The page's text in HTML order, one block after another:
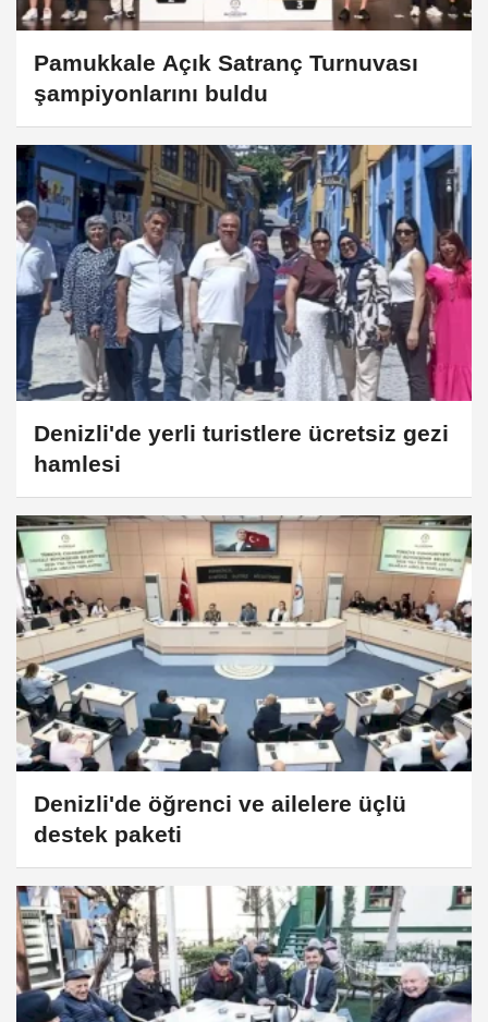
Pamukkale Açık Satranç Turnuvası
şampiyonlarını buldu
Denizli'de yerli turistlere ücretsiz gezi
hamlesi
Denizli'de öğrenci ve ailelere üçlü
destek paketi